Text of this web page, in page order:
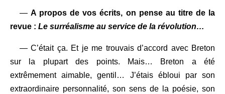
— A propos de vos écrits, on pense au titre de la
revue : Le surréalisme au service de la révolution…
— C’était ça. Et je me trouvais d’accord avec Breton
sur la plupart des points. Mais… Breton a été
extrêmement aimable, gentil… J’étais ébloui par son
extraordinaire personnalité, son sens de la poésie, son